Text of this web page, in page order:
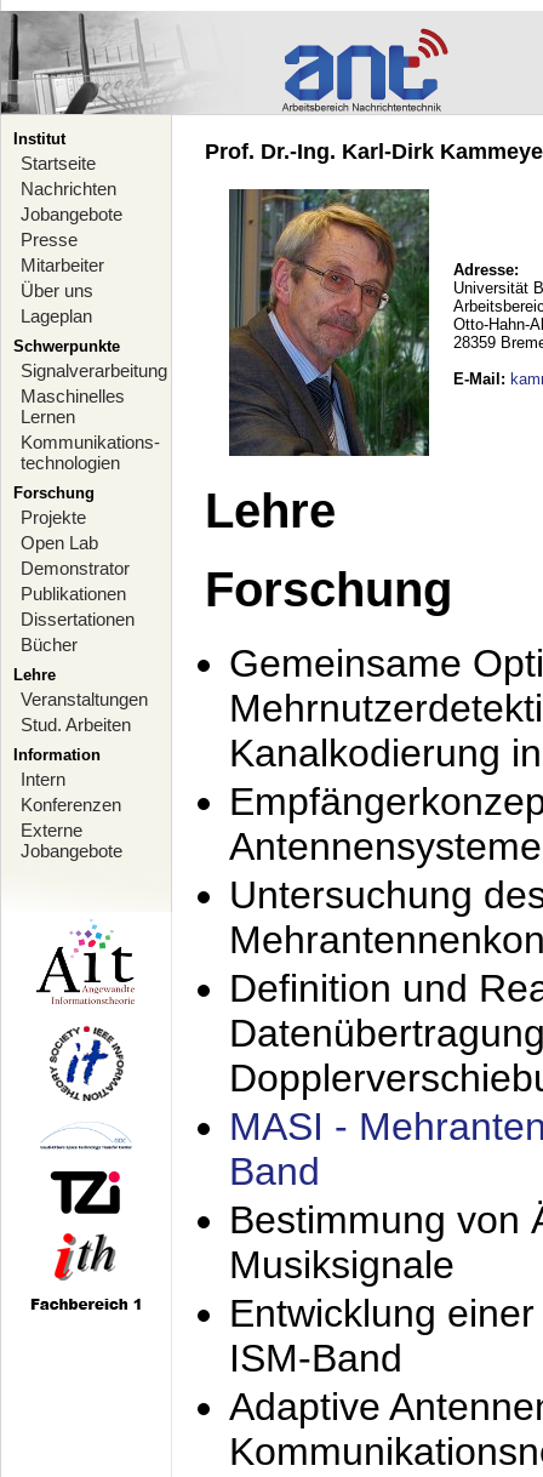
Institut
Startseite
Nachrichten
Jobangebote
Presse
Mitarbeiter
Über uns
Lageplan
Schwerpunkte
Signalverarbeitung
Maschinelles
Lernen
Kommunikations-
technologien
Forschung
Projekte
Open Lab
Demonstrator
Publikationen
Dissertationen
Bücher
Lehre
Veranstaltungen
Stud. Arbeiten
Information
Intern
Konferenzen
Externe
Jobangebote
Prof. Dr.-Ing. Karl-Dirk
Adresse:
Universität
Otto-Hahn-
28359
E-Mail :
Lehre
Forschung
Gemeinsame
Kanalkodierung
Antennensysteme
Untersuchung
Definition und
MASI -
Band
Bestimmung von
Musiksignale
Entwicklung
ISM-Band
Adaptive